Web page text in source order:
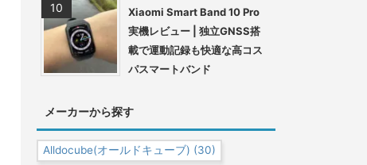
Xiaomi Smart Band 10 Pro
実機レビュー | 独立GNSS搭
載で運動記録も快適な高コス
パスマートバンド
メーカーから探す
Alldocube(オールドキューブ) (30)